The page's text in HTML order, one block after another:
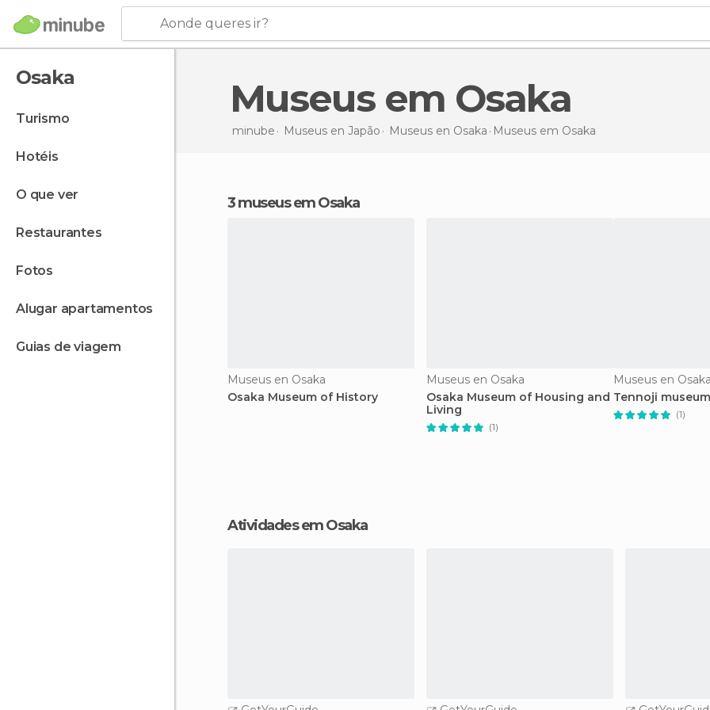
Aonde queres ir?
Osaka
turismo
hotéis
o que ver
restaurantes
fotos
alugar apartamentos
guias de viagem
Museus em Osaka
minube Museus en Japão Museus en Osaka Museus em Osaka
3 museus em Osaka
Museus en Osaka
Osaka Museum of History
Museus en Osaka
Osaka Museum of Housing and
Living
(1)
Museus en
Tennoji museum
(1)
Atividades em Osaka